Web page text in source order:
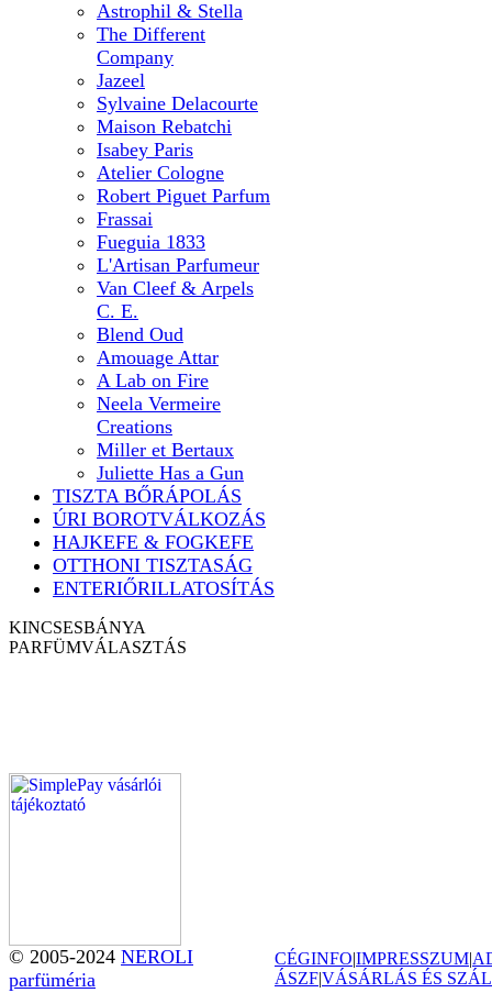
Astrophil & Stella
The Different
Company
Jazeel
Sylvaine Delacourte
Maison Rebatchi
Isabey Paris
Atelier Cologne
Robert Piguet Parfum
Frassai
Fueguia 1833
L'Artisan Parfumeur
Van Cleef & Arpels
C. E.
Blend Oud
Amouage Attar
A Lab on Fire
Neela Vermeire
Creations
Miller et Bertaux
Juliette Has a Gun
TISZTA BŐRÁPOLÁS
ÚRI BOROTVÁLKOZÁS
HAJKEFE & FOGKEFE
OTTHONI TISZTASÁG
ENTERIŐRILLATOSÍTÁS
KINCSESBÁNYA
PARFÜMVÁLASZTÁS
© 2005-2024 NEROLI
parfüméria
CÉGINFO|IMPRESSZUM|
ÁSZF|VÁSÁRLÁS ÉS